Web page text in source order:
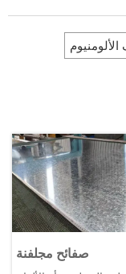
الألومنيوم
صفائح مجلفنة